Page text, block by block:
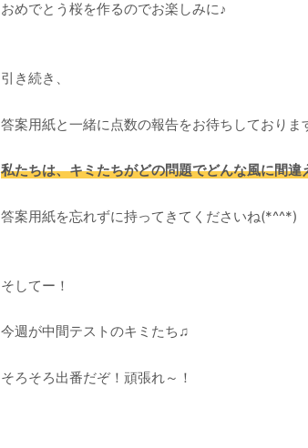
おめでとう桜を作るのでお楽しみに♪
引き続き、
答案用紙と一緒に点数の報告をお待ちしておりま
私たちは、キミたちがどの問題でどんな風に間
答案用紙を忘れずに持ってきてくださいね(*^^*)
そしてー！
今週が中間テストのキミたち♫
そろそろ出番だぞ！頑張れ～！